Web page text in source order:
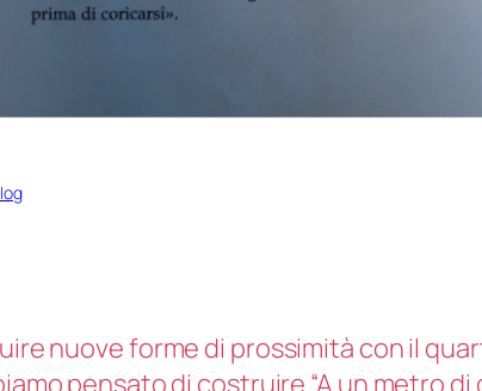
nuove forme di prossimità con il
pensato di costruire “A un metro